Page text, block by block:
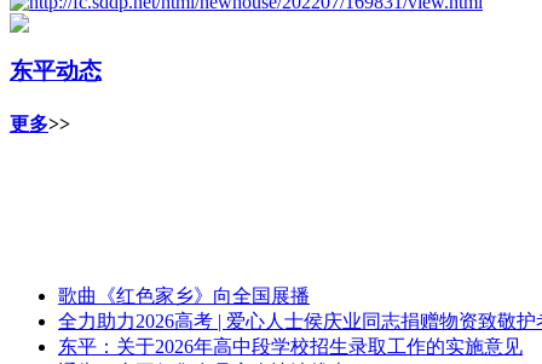
东平动态
更多>>
歌曲《红色家乡》向全国展播
全力助力2026高考 | 爱心人士侯庆业同志捐赠物资致敬护
东平：关于2026年高中段学校招生录取工作的实施意见